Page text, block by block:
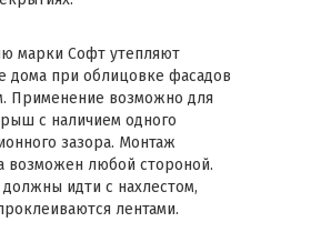
марки Софт утепляют
дома при облицовке фасадов
Применение возможно для
с наличием одного
зазора. Монтаж
возможен любой стороной.
идти с нахлестом,
лентами.